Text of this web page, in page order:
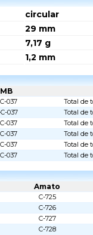
circular
29 mm
7,17 g
1,2 mm
037
Total de
037
Total de
037
Total de
037
Total de
037
Total de
037 Total de
Amato
C-725
C-726
C-727
C-728